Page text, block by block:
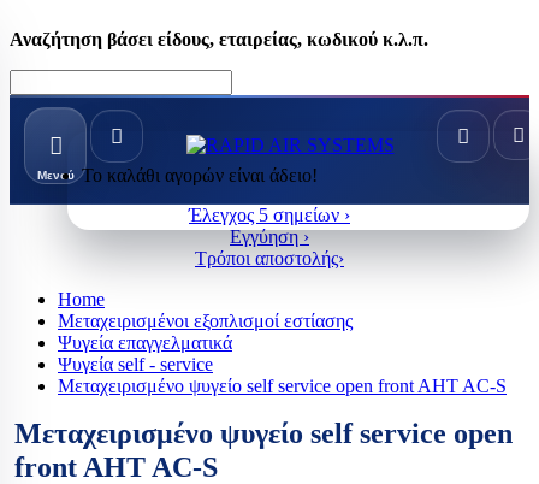
Αναζήτηση βάσει είδους, εταιρείας, κωδικού κ.λ.π.
Μενού Το καλάθι αγορών είναι άδειο!
Έλεγχος 5 σημείων ›
Εγγύηση ›
Τρόποι αποστολής›
Home
Μεταχειρισμένοι εξοπλισμοί εστίασης
Ψυγεία επαγγελματικά
Ψυγεία self - service
Μεταχειρισμένο ψυγείο self service open front AHT AC-S
Μεταχειρισμένο ψυγείο self service open
front AHT AC-S